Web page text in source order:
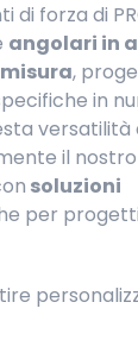
di forza di
angolari in
,
in
il
soluzioni
per